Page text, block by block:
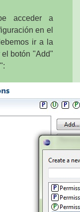
acceder a
en el
ir a la
botón "Add"